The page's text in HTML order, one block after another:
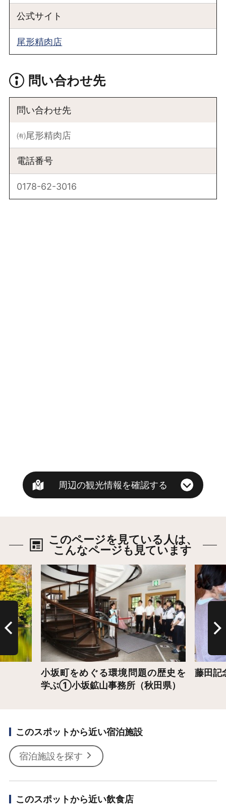
公式サイト
尾形精肉店
問い合わせ先
問い合わせ先
㈲尾形精肉店
電話番号
0178-62-3016
周辺の観光情報を確認する
このページを見ている人は、
こんなページも見ています
小坂町をめぐる環境問題の歴史を
学ぶ①小坂鉱山事務所（秋田県）
詳細はこちら
藤田記
詳細は
このスポットから近い宿泊施設
宿泊施設を探す
このスポットから近い飲食店